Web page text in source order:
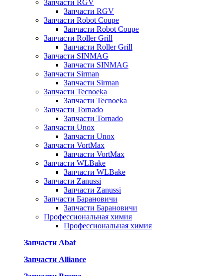
Запчасти RGV
Запчасти RGV
Запчасти Robot Coupe
Запчасти Robot Coupe
Запчасти Roller Grill
Запчасти Roller Grill
Запчасти SINMAG
Запчасти SINMAG
Запчасти Sirman
Запчасти Sirman
Запчасти Tecnoeka
Запчасти Tecnoeka
Запчасти Tornado
Запчасти Tornado
Запчасти Unox
Запчасти Unox
Запчасти VortMax
Запчасти VortMax
Запчасти WLBake
Запчасти WLBake
Запчасти Zanussi
Запчасти Zanussi
Запчасти Барановичи
Запчасти Барановичи
Профессиональная химия
Профессиональная химия
Запчасти Abat
Запчасти Alliance